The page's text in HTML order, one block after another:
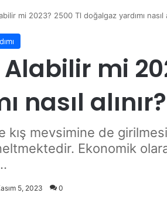
mi 2023? 2500 Tl doğalgaz yardımı nasıl
mi
nasıl alınır?
kış mevsimine de
Ekonomik
5, 2023 0